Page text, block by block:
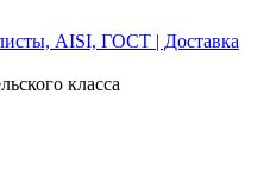
класса